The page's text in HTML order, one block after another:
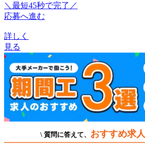
＼最短45秒で完了／
応募へ進む
詳しく
見る
\ 質問に答えて、 おすすめ求人